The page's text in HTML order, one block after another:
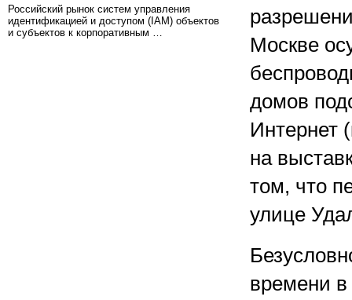
Российский рынок систем управления
идентификацией и доступом (IAM) объектов
и субъектов к корпоративным …
Москве
домов
Интернет
на
том, что
улице
времени в